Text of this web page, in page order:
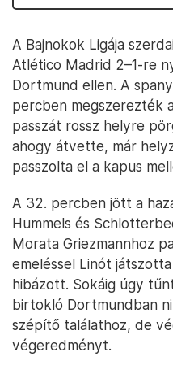
A Bajnokok Ligája
Atlético Madrid 2–1-re
Dortmund ellen. A
percben megszerezték
passzát rossz helyre
ahogy átvette, már
passzolta el a kapus
A 32. percben jött a
Hummels és
Morata Griezmannhoz
emeléssel Linót
hibázott. Sokáig úgy
birtokló Dortmundban
szépítő találathoz, de
végeredményt.